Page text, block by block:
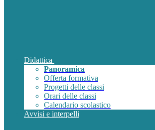
Didattica
Panoramica
Offerta formativa
Progetti delle classi
Orari delle classi
Calendario scolastico
Avvisi e interpelli